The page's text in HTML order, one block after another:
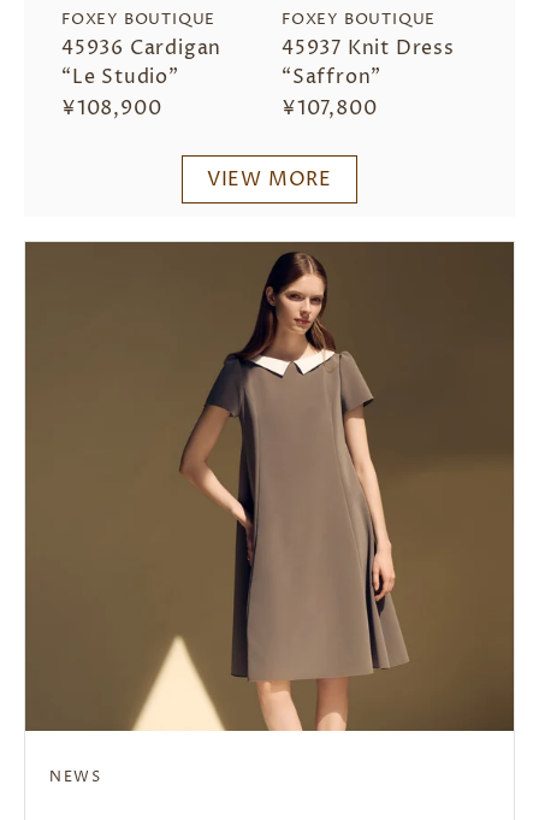
FOXEY BOUTIQUE
45936 Cardigan
“Le Studio”
¥108,900
FOXEY BOUTIQUE
45937 Knit Dress
“Saffron”
¥107,800
VIEW MORE
NEWS
NEWS
NEWS
NEWS
NEWS
NEWS
NEWS
NEWS
NEWS